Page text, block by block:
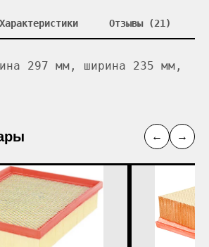
Характеристики Отзывы (21)
297 мм, ширина 235 мм,
← →